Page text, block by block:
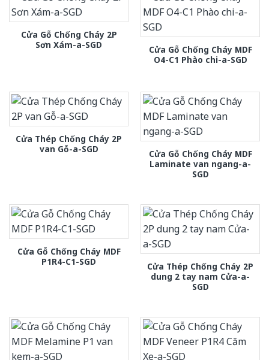
Cửa Gỗ Chống Cháy 2P
Sơn Xám-a-SGD
Cửa Gỗ Chống Cháy MDF
O4-C1 Phào chi-a-SGD
Cửa Thép Chống Cháy 2P
van Gỗ-a-SGD
Cửa Gỗ Chống Cháy MDF
Laminate van ngang-a-
SGD
Cửa Gỗ Chống Cháy MDF
P1R4-C1-SGD
Cửa Thép Chống Cháy 2P
dung 2 tay nam Cửa-a-
SGD